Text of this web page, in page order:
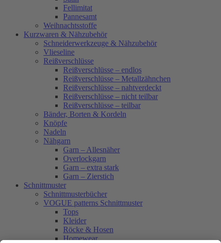
Fellimitat
Pannesamt
Weihnachtsstoffe
Kurzwaren & Nähzubehör
Schneiderwerkzeuge & Nähzubehör
Vlieseline
Reißverschlüsse
Reißverschlüsse – endlos
Reißverschlüsse – Metallzähnchen
Reißverschlüsse – nahtverdeckt
Reißverschlüsse – nicht teilbar
Reißverschlüsse – teilbar
Bänder, Borten & Kordeln
Knöpfe
Nadeln
Nähgarn
Garn – Allesnäher
Overlockgarn
Garn – extra stark
Garn – Zierstich
Schnittmuster
Schnittmusterbücher
VOGUE patterns Schnittmuster
Tops
Kleider
Röcke & Hosen
Homewear